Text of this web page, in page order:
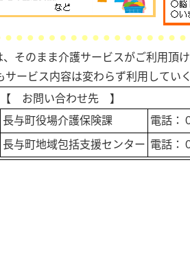
そのまま介護サービスがご利用頂け
ービス内容は変わらず利用していく
【 お問い合わせ先 】
長与町役場介護保険課
電話：
長与町地域包括支援センター 電話：